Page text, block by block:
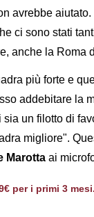
avrebbe
ci sono stati
anche la Roma
più forte e
addebitare la
un filotto di
migliore".
Marotta ai
per i primi 3